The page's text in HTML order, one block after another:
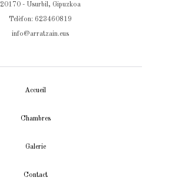
20170 - Usurbil, Gipuzkoa
Telèfon: 623460819
info@arratzain.eus
Accueil
Chambres
Galerie
Contact